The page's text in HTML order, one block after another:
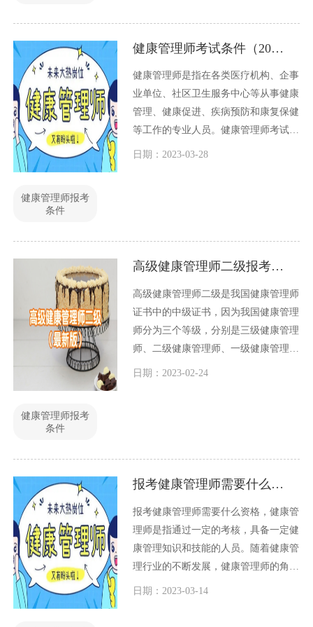
健康管理师考试条件（2023最新版）
健康管理师是指在各类医疗机构、企事
业单位、社区卫生服务中心等从事健康
管理、健康促进、疾病预防和康复保健
等工作的专业人员。健康管理师考试是
目前国内比较热门的一项职业资格考
日期：2023-03-28
健康管理师报考
条件
高级健康管理师二级报考条件（最新版）
高级健康管理师二级是我国健康管理师
证书中的中级证书，因为我国健康管理
师分为三个等级，分别是三级健康管理
师、二级健康管理师、一级健康管理
师。等级依次是从低到高。
日期：2023-02-24
健康管理师报考
条件
报考健康管理师需要什么资格
报考健康管理师需要什么资格，健康管
理师是指通过一定的考核，具备一定健
康管理知识和技能的人员。随着健康管
理行业的不断发展，健康管理师的角色
也越来越受到重视。如果您想要报考健
日期：2023-03-14